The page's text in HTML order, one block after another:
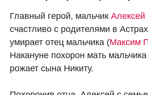
Главный герой, мальчик
счастливо с родителями в
умирает отец мальчика (Максим
Накануне похорон мать
рожает сына Никиту.